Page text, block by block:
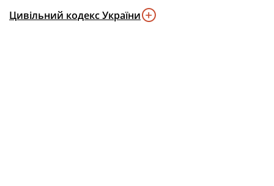
Цивільний кодекс України